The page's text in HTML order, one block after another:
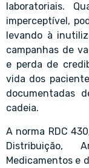
laboratoriais.
imperceptível,
levando à
campanhas de
e perda de
vida dos
documentadas
cadeia.
A norma RDC
Distribuição,
Medicamentos e